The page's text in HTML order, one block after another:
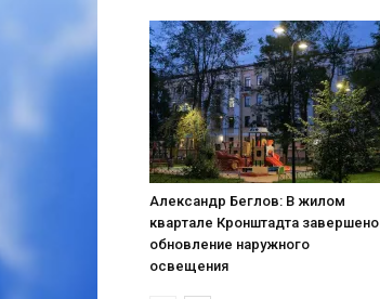
Александр Беглов: В жилом
квартале Кронштадта завершено
обновление наружного
освещения